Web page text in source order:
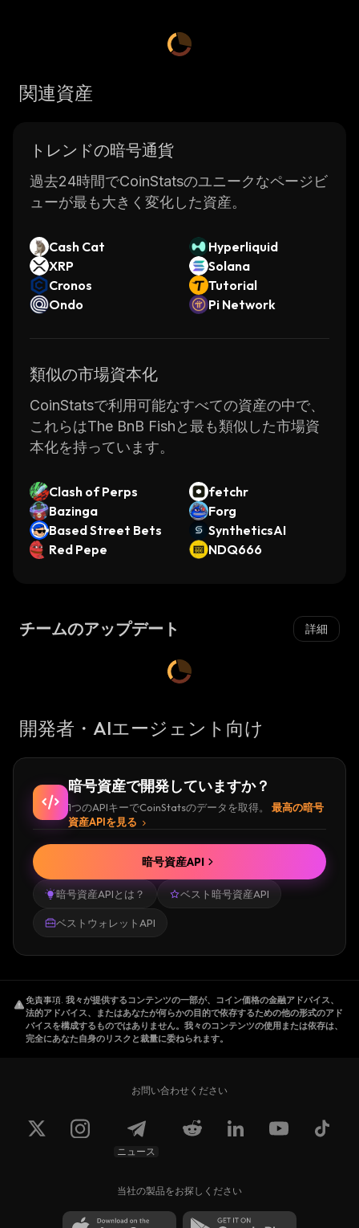
関連資産
トレンドの暗号通貨
過去24時間でCoinStatsのユニークなページビ
ューが最も大きく変化した資産。
Cash Cat
Hyperliquid
XRP
Solana
Cronos
Tutorial
Ondo
Pi Network
類似の市場資本化
CoinStatsで利用可能なすべての資産の中で、
これらはThe BnB Fishと最も類似した市場資
本化を持っています。
Clash of Perps
fetchr
Bazinga
Forg
Based Street Bets
SyntheticsAI
Red Pepe
NDQ666
チームのアップデート 詳細
開発者・AIエージェント向け
暗号資産で開発していますか？
1つのAPIキーでCoinStatsのデータを取得。
最高の暗号
資産APIを見る
暗号資産APIとは？ ベスト暗号資産API
ベストウォレットAPI
暗号資産API
免責事項. 我々が提供するコンテンツの一部が、コイン価格の金融アドバイス、
法的アドバイス、またはあなたが何らかの目的で依存するための他の形式のアド
バイスを構成するものではありません。我々のコンテンツの使用または依存は、
完全にあなた自身のリスクと裁量に委ねられます。
お問い合わせください
ニュース
当社の製品をお探しください